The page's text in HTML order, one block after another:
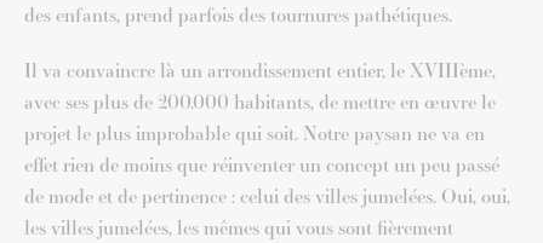
des enfants, prend parfois des tournures pathétiques.
Il va convaincre là un arrondissement entier, le XVIIIème,
avec ses plus de 200.000 habitants, de mettre en œuvre le
projet le plus improbable qui soit. Notre paysan ne va en
effet rien de moins que réinventer un concept un peu passé
de mode et de pertinence : celui des villes jumelées. Oui, oui,
les villes jumelées, les mêmes qui vous sont fièrement